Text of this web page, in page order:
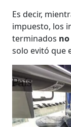
Es decir,
impuesto, los
terminados
solo evitó que